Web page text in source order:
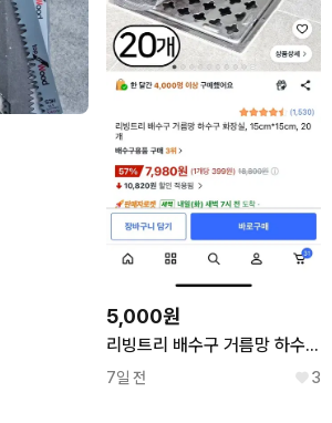
5,000원
리빙트리 배수구 거름망 하수구 화장실, 15cm*15cm, 15개
7일 전 3